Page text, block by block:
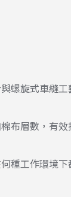
螺旋式車縫工
布層數，有效
種工作環境下